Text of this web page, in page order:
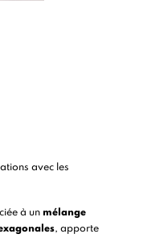
avec les
à un mélange
, apporte